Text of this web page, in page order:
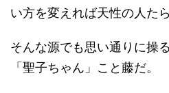
い方を変えれば天性の人た
そんな源でも思い通りに操
「聖子ちゃん」こと藤だ。